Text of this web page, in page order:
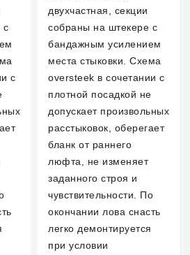
с
с
двухчастная, секции
собраны на штекере с
бандажным усилением
места стыковки. Схема
oversteek в сочетании с
плотной посадкой не
допускает произвольных
расстыковок, оберегает
бланк от раннего
люфта, не изменяет
заданного строя и
чувствительности. По
окончании лова снасть
легко демонтируется
при условии